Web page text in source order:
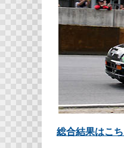
総合結果はこ